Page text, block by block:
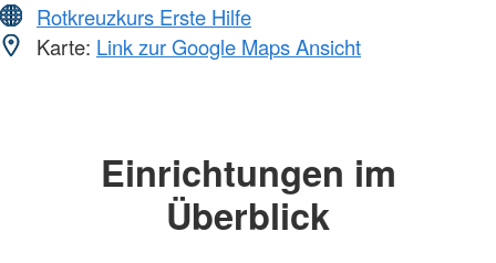
Rotkreuzkurs Erste Hilfe
Karte: Link zur Google Maps Ansicht
Einrichtungen im
Überblick